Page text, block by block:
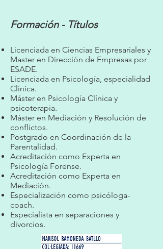
Formación - Títulos
Licenciada en Ciencias Empresariales y
Master en Dirección de Empresas por
ESADE.
Licenciada en Psicología, especialidad
Clínica.
Máster en Psicología Clínica y
psicoterapia.
Máster en Mediación y Resolución de
conflictos.
Postgrado en Coordinación de la
Parentalidad.
Acreditación como Experta en
Psicología Forense.
Acreditación como Experta en
Mediación.
Especialización como psicóloga-
coach.
Especialista en separaciones y
divorcios.